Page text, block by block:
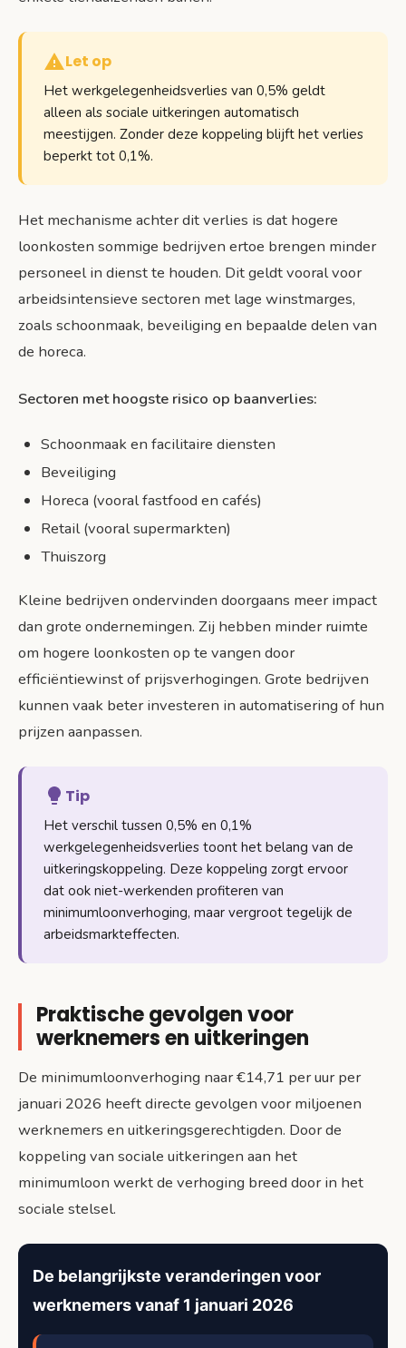
Let op
Het werkgelegenheidsverlies van 0,5% geldt
alleen als sociale uitkeringen automatisch
meestijgen. Zonder deze koppeling blijft het verlies
beperkt tot 0,1%.
Het mechanisme achter dit verlies is dat hogere
loonkosten sommige bedrijven ertoe brengen minder
personeel in dienst te houden. Dit geldt vooral voor
arbeidsintensieve sectoren met lage winstmarges,
zoals schoonmaak, beveiliging en bepaalde delen van
de horeca.
Sectoren met hoogste risico op baanverlies:
Schoonmaak en facilitaire diensten
Beveiliging
Horeca (vooral fastfood en cafés)
Retail (vooral supermarkten)
Thuiszorg
Kleine bedrijven ondervinden doorgaans meer impact
dan grote ondernemingen. Zij hebben minder ruimte
om hogere loonkosten op te vangen door
efficiëntiewinst of prijsverhogingen. Grote bedrijven
kunnen vaak beter investeren in automatisering of hun
prijzen aanpassen.
Tip
Het verschil tussen 0,5% en 0,1%
werkgelegenheidsverlies toont het belang van de
uitkeringskoppeling. Deze koppeling zorgt ervoor
dat ook niet-werkenden profiteren van
minimumloonverhoging, maar vergroot tegelijk de
arbeidsmarkteffecten.
Praktische gevolgen voor
werknemers en uitkeringen
De minimumloonverhoging naar €14,71 per uur per
januari 2026 heeft directe gevolgen voor miljoenen
werknemers en uitkeringsgerechtigden. Door de
koppeling van sociale uitkeringen aan het
minimumloon werkt de verhoging breed door in het
sociale stelsel.
De belangrijkste veranderingen voor
werknemers vanaf 1 januari 2026